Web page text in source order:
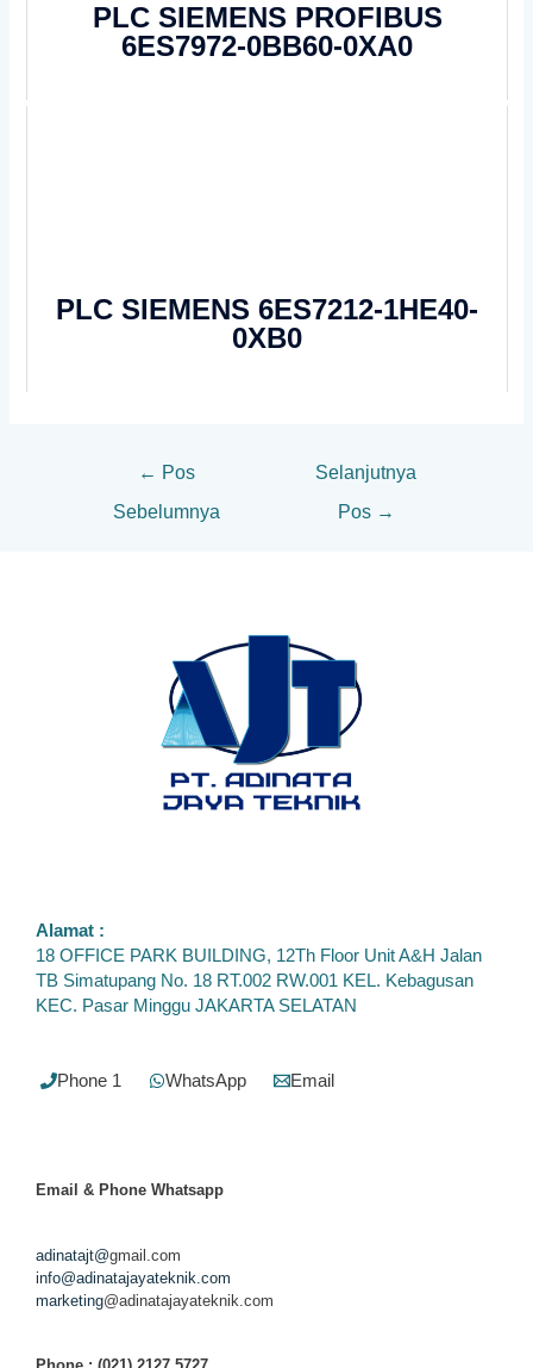
PLC SIEMENS PROFIBUS
6ES7972-0BB60-0XA0
PLC SIEMENS 6ES7212-1HE40-
0XB0
← Pos
Sebelumnya
Selanjutnya
Pos →
Alamat :
18 OFFICE PARK BUILDING, 12Th Floor Unit A&H Jalan
TB Simatupang No. 18 RT.002 RW.001 KEL. Kebagusan
KEC. Pasar Minggu JAKARTA SELATAN
Phone 1 WhatsApp Email
Email & Phone Whatsapp
adinatajt@gmail.com
info@adinatajayateknik.com
marketing@adinatajayateknik.com